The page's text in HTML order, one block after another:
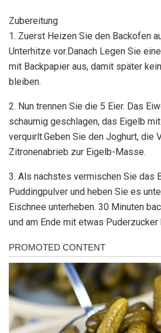
Zubereitung
1. Zuerst Heizen Sie den Backofen
Unterhitze vor.Danach Legen Sie
mit Backpapier aus, damit später
bleiben.
2. Nun trennen Sie die 5 Eier. Das
schaumig geschlagen, das Eigelb
verquirlt.Geben Sie den Joghurt, die
Zitronenabrieb zur Eigelb-Masse.
3. Als nachstes vermischen Sie das
Puddingpulver und heben Sie es
Eischnee unterheben. 30 Minuten
und am Ende mit etwas Puderzucker